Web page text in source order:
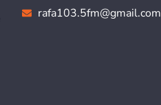
rafa103.5fm@gmail.com